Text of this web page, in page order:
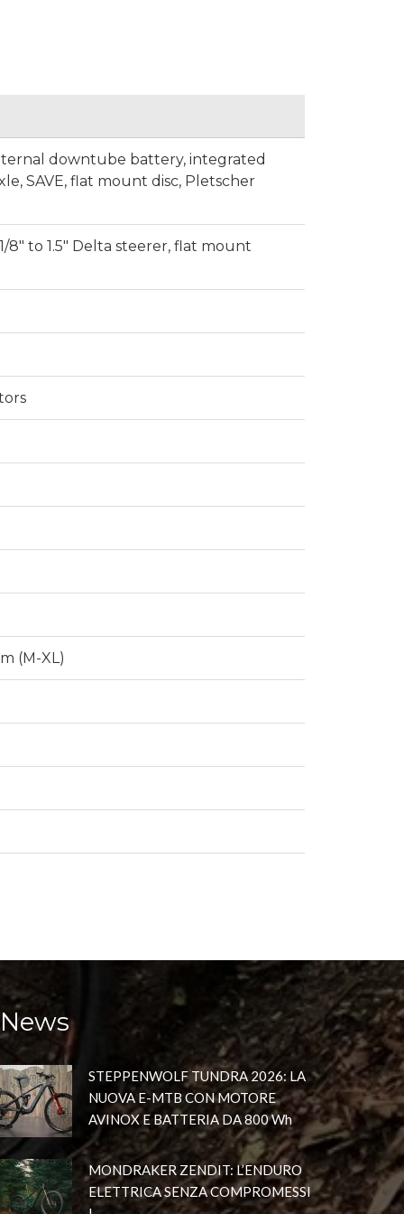
downtube battery, integrated
SAVE, flat mount disc, Pletscher
8" to 1.5" Delta steerer, flat mount
(M-XL)
News
STEPPENWOLF TUNDRA 2026: LA
NUOVA E-MTB CON MOTORE
AVINOX E BATTERIA DA 800 Wh
MONDRAKER ZENDIT: L’ENDURO
ELETTRICA SENZA COMPROMESSI